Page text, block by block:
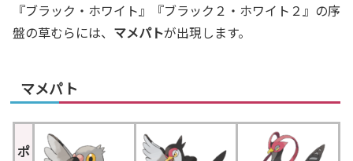
『ブラック・ホワイト』『ブラック２・ホワイト２』の序
盤の草むらには、 マメパトが出現します。
マメパト
ポ